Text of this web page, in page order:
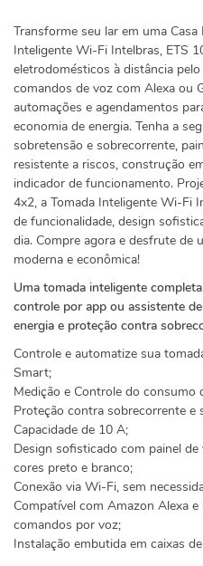
Transforme seu lar em uma
Inteligente Wi-Fi Intelbras, ETS
eletrodomésticos à distância
comandos de voz com Alexa ou
automações e agendamentos
economia de energia. Tenha a
sobretensão e sobrecorrente,
resistente a riscos, construção
indicador de funcionamento.
4x2, a Tomada Inteligente Wi-Fi
de funcionalidade, design
dia. Compre agora e desfrute de
moderna e econômica!
Uma tomada inteligente
controle por app ou assistente
energia e proteção contra
Controle e automatize sua
Smart;
Medição e Controle do consumo
Proteção contra sobrecorrente e
Capacidade de 10 A;
Design sofisticado com painel
cores preto e branco;
Conexão via Wi-Fi, sem
Compatível com Amazon Alexa
comandos por voz;
Instalação embutida em caixas